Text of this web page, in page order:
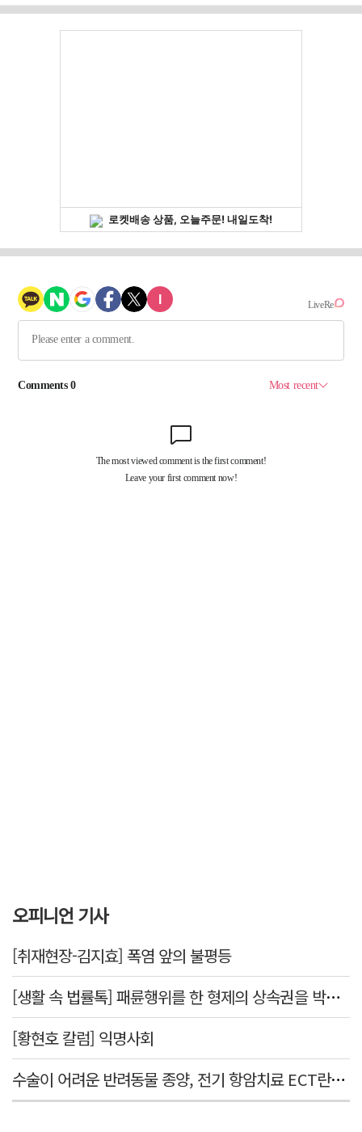
오피니언 기사
[취재현장-김지효] 폭염 앞의 불평등
[생활 속 법률톡] 패륜행위를 한 형제의 상속권을 박탈시킬 수 있을까요
[황현호 칼럼] 익명사회
수술이 어려운 반려동물 종양, 전기 항암치료 ECT란? [반려동물 건강톡톡]